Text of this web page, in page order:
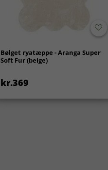
Bølget ryatæppe - Aranga Super
Soft Fur (beige)
kr.369